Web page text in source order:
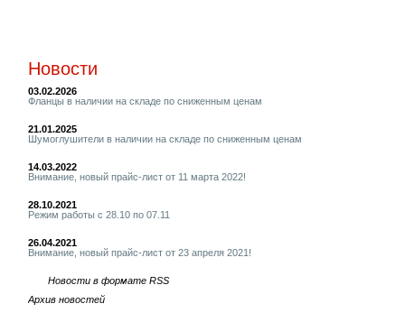
Новости
03.02.2026
Фланцы в наличии на складе по сниженным ценам
21.01.2025
Шумоглушители в наличии на складе по сниженным ценам
14.03.2022
Внимание, новый прайс-лист от 11 марта 2022!
28.10.2021
Режим работы с 28.10 по 07.11
26.04.2021
Внимание, новый прайс-лист от 23 апреля 2021!
Новости в формате RSS
Архив новостей